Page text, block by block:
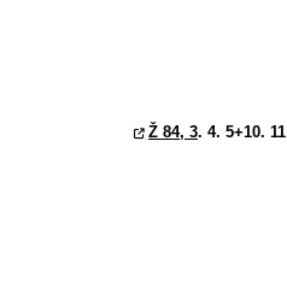
Ž 84, 3. 4. 5+10. 11